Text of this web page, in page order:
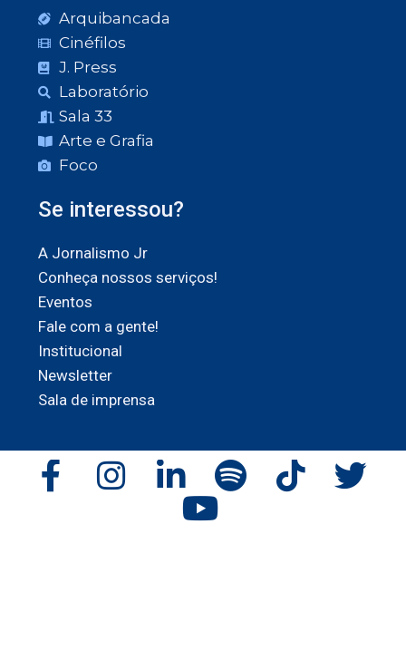
Arquibancada
Cinéfilos
J. Press
Laboratório
Sala 33
Arte e Grafia
Foco
Se interessou?
A Jornalismo Jr
Conheça nossos serviços!
Eventos
Fale com a gente!
Institucional
Newsletter
Sala de imprensa